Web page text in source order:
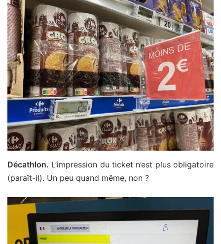
Décathlon. L’impression du ticket n’est plus obligatoire
(paraît-il). Un peu quand même, non ?